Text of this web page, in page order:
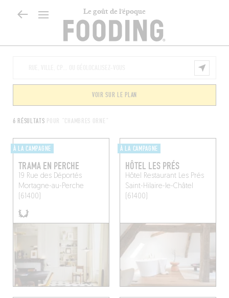
Le goût de l’époque
6 RÉSULTATS POUR "CHAMBRES ORNE"
VOIR SUR LE PLAN
À LA CAMPAGNE
TRAMA EN PERCHE
19 Rue des Déportés
Mortagne-au-Perche
(61400)
À LA CAMPAGNE
HÔTEL LES PRÉS
Hôtel Restaurant Les Prés
Saint-Hilaire-le-Châtel
(61400)